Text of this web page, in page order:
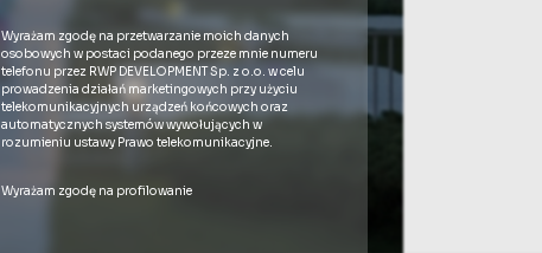
Wyrażam zgodę na przetwarzanie moich danych
osobowych w postaci podanego przeze mnie numeru
telefonu przez RWP DEVELOPMENT Sp. z o.o. w celu
prowadzenia działań marketingowych przy użyciu
telekomunikacyjnych urządzeń końcowych oraz
automatycznych systemów wywołujących w
rozumieniu ustawy Prawo telekomunikacyjne.
Wyrażam zgodę na profilowanie